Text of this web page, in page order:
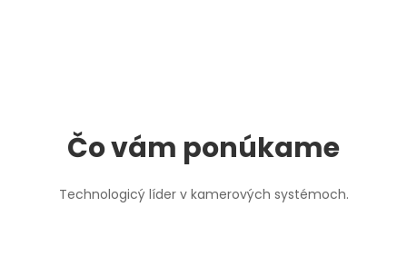
Čo vám ponúkame
Technologicý líder v kamerových systémoch.